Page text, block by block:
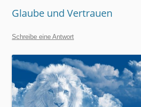
Glaube und Vertrauen
Schreibe eine Antwort